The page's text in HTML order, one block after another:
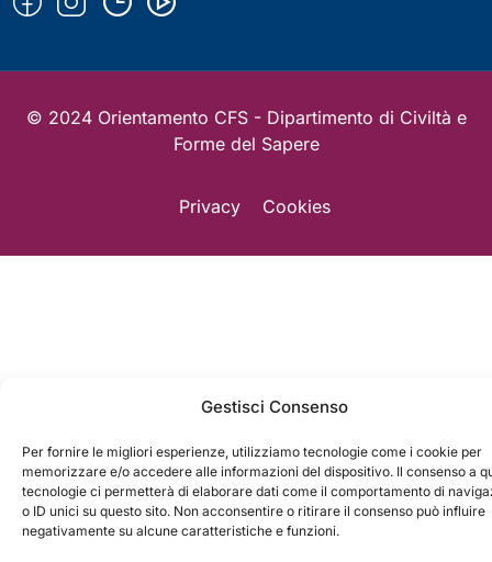
Gestisci Consenso
Per fornire le migliori esperienze, utilizziamo tecnologie come i cookie per
memorizzare e/o accedere alle informazioni del dispositivo. Il consenso a
tecnologie ci permetterà di elaborare dati come il comportamento di
o ID unici su questo sito. Non acconsentire o ritirare il consenso può influire
negativamente su alcune caratteristiche e funzioni.
© 2024 Orientamento CFS - Dipartimento di Civiltà e
Forme del Sapere
Privacy Cookies